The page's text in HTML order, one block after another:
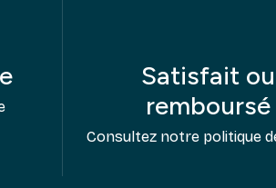
Satisfait ou
remboursé
Consultez notre politique